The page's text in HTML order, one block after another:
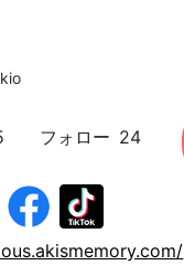
フォロー 24